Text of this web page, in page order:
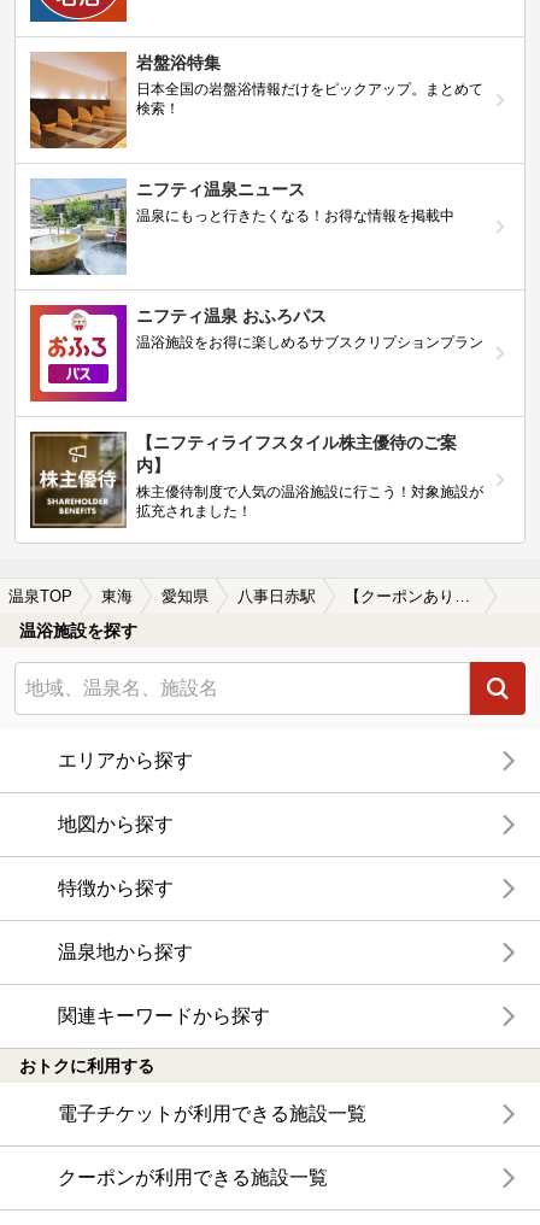
岩盤浴特集
日本全国の岩盤浴情報だけをピックアップ。まとめて
検索！
ニフティ温泉ニュース
温泉にもっと行きたくなる！お得な情報を掲載中
ニフティ温泉 おふろパス
温浴施設をお得に楽しめるサブスクリプションプラン
【ニフティライフスタイル株主優待のご案
内】
株主優待制度で人気の温浴施設に行こう！対象施設が
拡充されました！
温泉TOP 東海 愛知県 八事日赤駅
温浴施設を探す
エリアから探す
地図から探す
特徴から探す
温泉地から探す
関連キーワードから探す
おトクに利用する
電子チケットが利用できる施設一覧
クーポンが利用できる施設一覧